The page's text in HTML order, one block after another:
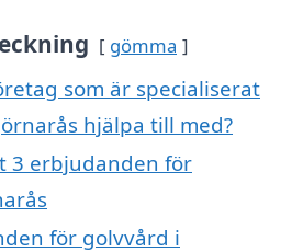
gömma
som är specialiserat
hjälpa till med?
3 erbjudanden för
för golvvård i